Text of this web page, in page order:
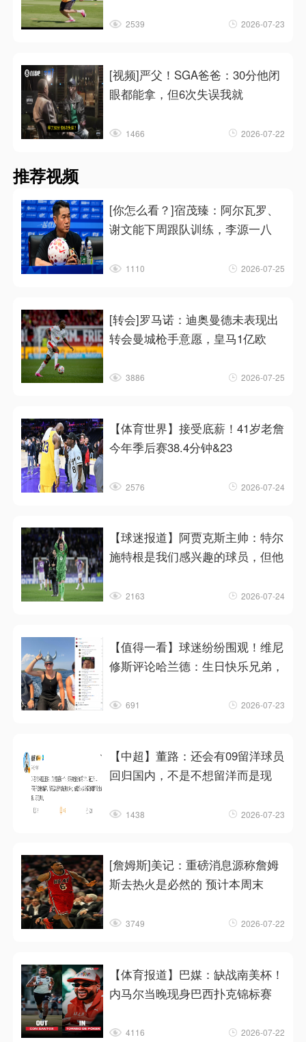
2539 2026-07-23
[视频]严父！SGA爸爸：30分他闭
眼都能拿，但6次失误我就
1466 2026-07-22
推荐视频
[你怎么看？]宿茂臻：阿尔瓦罗、
谢文能下周跟队训练，李源一八
1110 2026-07-25
[转会]罗马诺：迪奥曼德未表现出
转会曼城枪手意愿，皇马1亿欧
3886 2026-07-25
【体育世界】接受底薪！41岁老詹
今年季后赛38.4分钟&23
2576 2026-07-24
【球迷报道】阿贾克斯主帅：特尔
施特根是我们感兴趣的球员，但他
2163 2026-07-24
【值得一看】球迷纷纷围观！维尼
修斯评论哈兰德：生日快乐兄弟，
691 2026-07-23
【中超】董路：还会有09留洋球员
回归国内，不是不想留洋而是现
1438 2026-07-23
[詹姆斯]美记：重磅消息源称詹姆
斯去热火是必然的 预计本周末
3749 2026-07-22
【体育报道】巴媒：缺战南美杯！
内马尔当晚现身巴西扑克锦标赛
4116 2026-07-22